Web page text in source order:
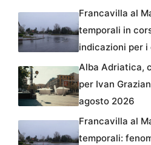
Francavilla al
temporali in
indicazioni per
Alba Adriatica,
per Ivan
agosto 2026
Francavilla al
temporali: